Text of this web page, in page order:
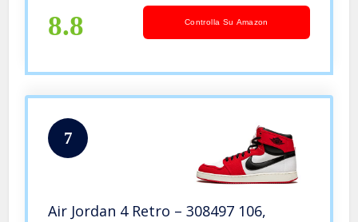
8.8 Controlla Su Amazon
7
Air Jordan 4 Retro – 308497 106,